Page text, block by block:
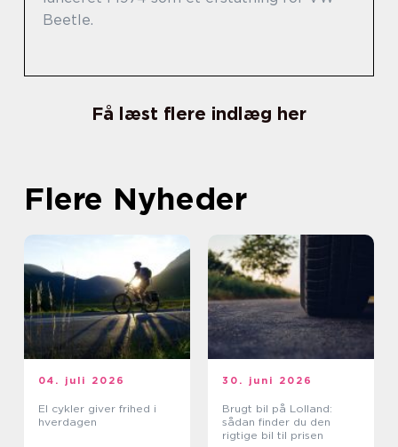
Beetle.
Få læst flere indlæg her
Flere Nyheder
04. juli 2026
El cykler giver frihed i
hverdagen
30. juni 2026
Brugt bil på Lolland:
sådan finder du den
rigtige bil til prisen